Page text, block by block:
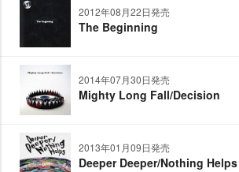
2012年08月22日発売
The Beginning
2014年07月30日発売
Mighty Long Fall/Decision
2013年01月09日発売
Deeper Deeper/Nothing Helps